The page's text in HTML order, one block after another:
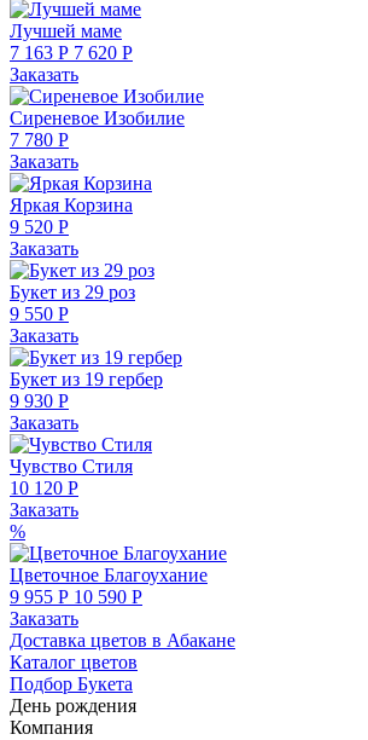
Лучшей маме
7 163 Р 7 620 Р
Заказать
Сиреневое Изобилие
7 780 Р
Заказать
Яркая Корзина
9 520 Р
Заказать
Букет из 29 роз
9 550 Р
Заказать
Букет из 19 гербер
9 930 Р
Заказать
Чувство Стиля
10 120 Р
Заказать
%
Цветочное Благоухание
9 955 Р 10 590 Р
Заказать
Доставка цветов в Абакане
Каталог цветов
Подбор Букета
День рождения
Компания